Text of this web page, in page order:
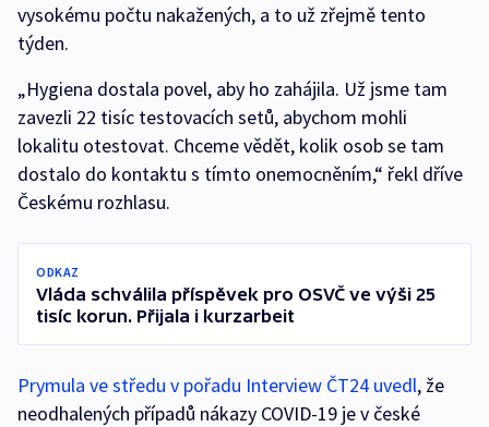
vysokému počtu nakažených, a to už zřejmě tento
týden.
„Hygiena dostala povel, aby ho zahájila. Už jsme tam
zavezli 22 tisíc testovacích setů, abychom mohli
lokalitu otestovat. Chceme vědět, kolik osob se tam
dostalo do kontaktu s tímto onemocněním,“ řekl dříve
Českému rozhlasu.
ODKAZ
Vláda schválila příspěvek pro OSVČ ve výši 25
tisíc korun. Přijala i kurzarbeit
Prymula ve středu v pořadu Interview ČT24 uvedl, že
neodhalených případů nákazy COVID-19 je v české